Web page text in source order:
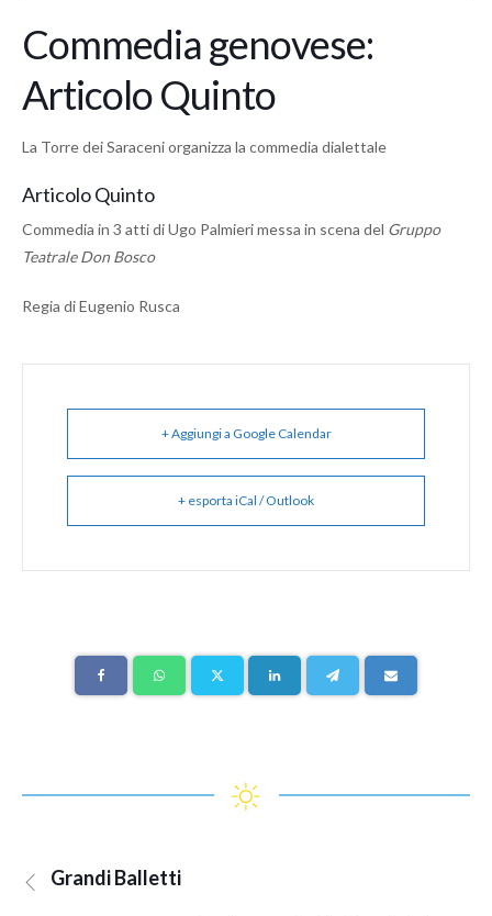
Commedia genovese:
Articolo Quinto
La Torre dei Saraceni organizza la commedia dialettale
Articolo Quinto
Commedia in 3 atti di Ugo Palmieri messa in scena del Gruppo
Teatrale Don Bosco
Regia di Eugenio Rusca
+ Aggiungi a Google Calendar
+ esporta iCal / Outlook
Grandi Balletti